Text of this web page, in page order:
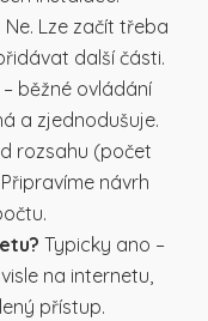
Ne. Lze začít třeba
další části.
běžné ovládání
a zjednodušuje.
rozsahu (počet
návrh
Typicky ano –
na internetu,
přístup.